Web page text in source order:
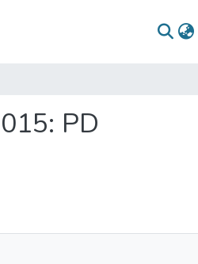
PD